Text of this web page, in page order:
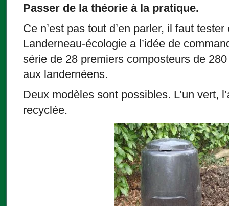
Passer de la théorie à la pratique.
Ce n’est pas tout d’en parler, il faut
Landerneau-écologie a l’idée de
série de 28 premiers composteurs de
aux landernéens.
Deux modèles sont possibles. L’un vert,
recyclée.